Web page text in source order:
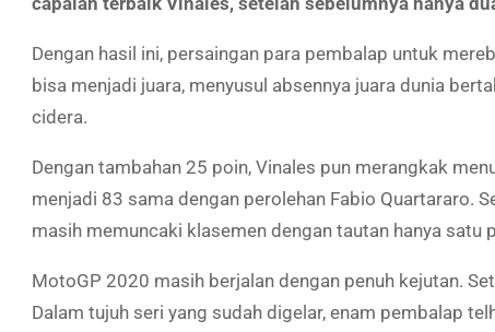
Dengan hasil ini, persaingan para pembalap untuk
bisa menjadi juara, menyusul absennya juara dunia
cidera.
Dengan tambahan 25 poin, Vinales pun merangkak
menjadi 83 sama dengan perolehan Fabio Quartararo.
masih memuncaki klasemen dengan tautan hanya satu
MotoGP 2020 masih berjalan dengan penuh kejutan.
Dalam tujuh seri yang sudah digelar, enam pembalap
Copy